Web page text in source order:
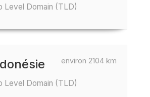
Level Domain (TLD)
environ 2104 km
Level Domain (TLD)